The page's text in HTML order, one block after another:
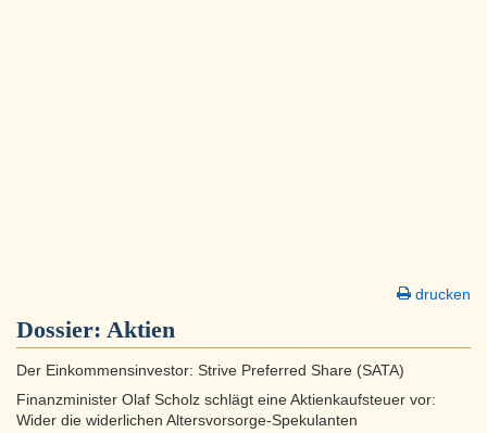
drucken
Dossier: Aktien
Der Einkommensinvestor: Strive Preferred Share (SATA)
Finanzminister Olaf Scholz schlägt eine Aktienkaufsteuer vor:
Wider die widerlichen Altersvorsorge-Spekulanten